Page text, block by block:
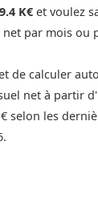
K€ et voulez
par mois ou
de calculer
net à partir
selon les